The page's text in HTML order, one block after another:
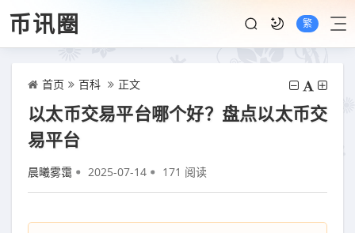
币讯圈 繁
首页 百科 正文
以太币交易平台哪个好？盘点以太币交
易平台
晨曦雾霭 2025-07-14 171 阅读